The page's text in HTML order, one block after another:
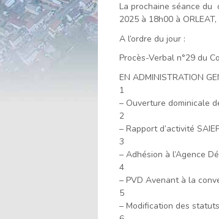
La prochaine séance du
2025 à 18h00 à
A l’ordre du jour :
Procès-Verbal n°29 du
EN ADMINISTRATION
1
– Ouverture dominicale
2
– Rapport d’activité
3
– Adhésion à l’Agence
4
– PVD Avenant à la
5
– Modification des